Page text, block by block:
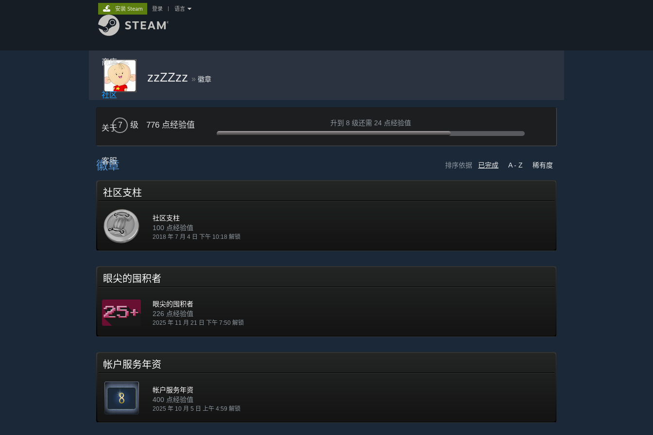
商店
社区
关于
客服
安装 Steam 登录 语言
zzZZzz » 徽章
7 级 776 点经验值 升到 8 级还需 24 点经验值
排序依据 已完成 A - Z 稀有度
徽章
社区支柱
社区支柱
100 点经验值
2018 年 7 月 4 日 下午 10:18 解锁
眼尖的囤积者
眼尖的囤积者
226 点经验值
2025 年 11 月 21 日 下午 7:50 解锁
帐户服务年资
帐户服务年资
400 点经验值
2025 年 10 月 5 日 上午 4:59 解锁